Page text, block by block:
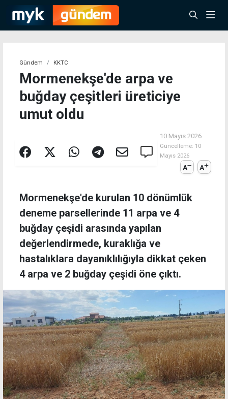
Gündem KKTC
Mormenekşe'de arpa ve
buğday çeşitleri üreticiye
umut oldu
10 Mayıs 2026
Güncelleme: 10
Mayıs 2026
A A
Mormenekşe'de kurulan 10 dönümlük
deneme parsellerinde 11 arpa ve 4
buğday çeşidi arasında yapılan
değerlendirmede, kuraklığa ve
hastalıklara dayanıklılığıyla dikkat çeken
4 arpa ve 2 buğday çeşidi öne çıktı.